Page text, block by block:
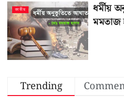
জাতীয়
ধর্মীয়
মমতাজ
Trending